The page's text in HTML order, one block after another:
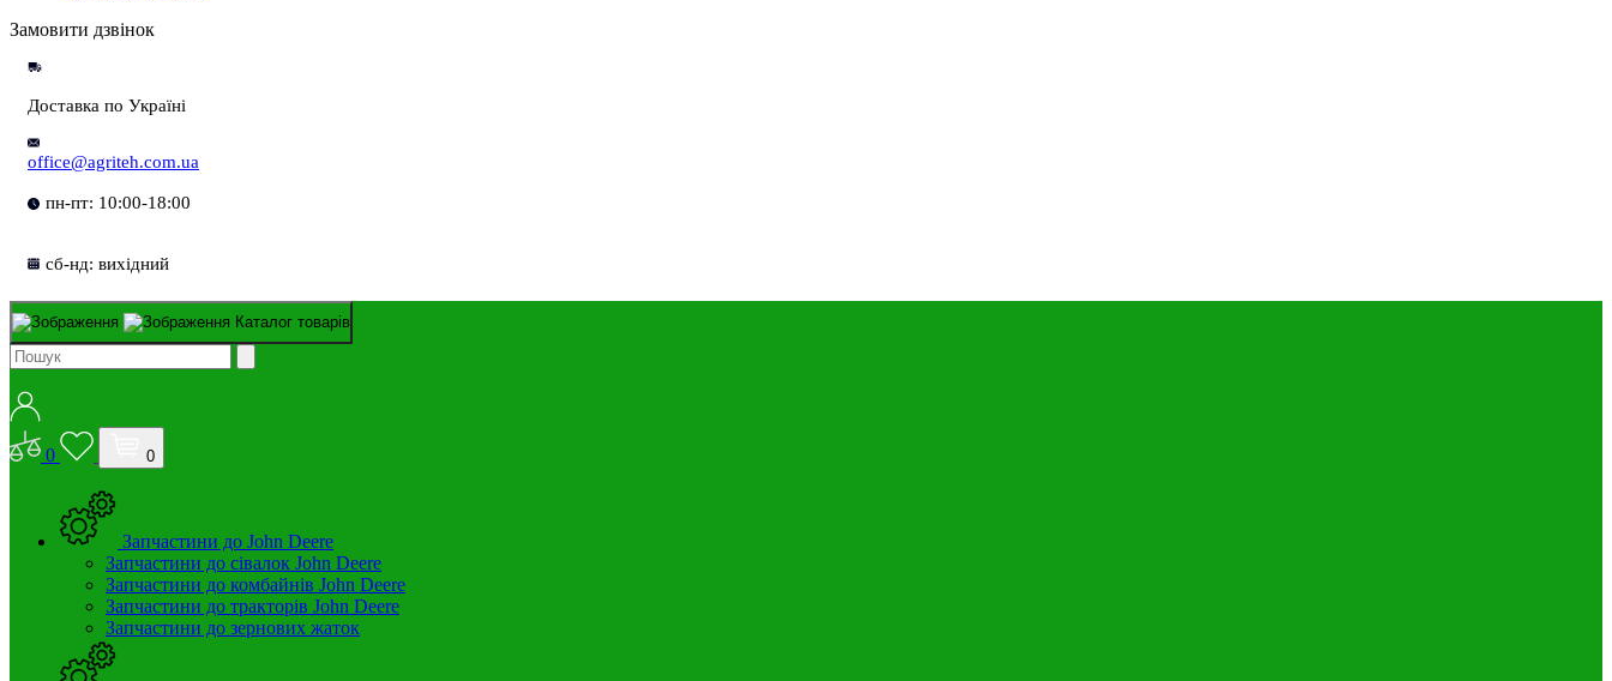
Замовити дзвінок
Доставка по Україні
office@agriteh.com.ua
пн-пт: 10:00-18:00
сб-нд: вихідний
Каталог товарів
0 0
Запчастини до John Deere
Запчастини до сівалок John Deere
Запчастини до комбайнів John Deere
Запчастини до тракторів John Deere
Запчастини до зернових жаток